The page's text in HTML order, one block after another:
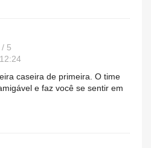
/ 5
caseira de primeira. O time
e faz você se sentir em